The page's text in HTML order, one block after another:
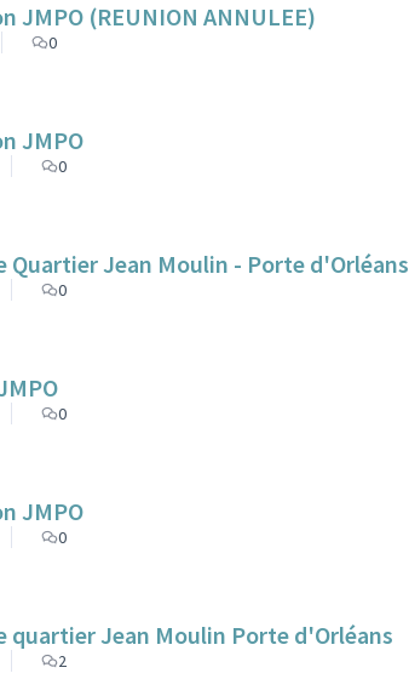
(REUNION ANNULEE)
0
JMPO
0
Quartier Jean Moulin - Porte d'Orléans
0
JMPO
0
JMPO
0
quartier Jean Moulin Porte d'Orléans
2